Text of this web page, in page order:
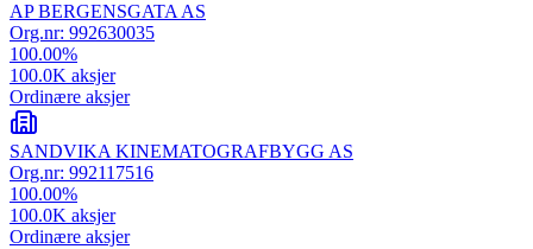
AP BERGENSGATA AS
Org.nr: 992630035
100.00%
100.0K aksjer
Ordinære aksjer
SANDVIKA KINEMATOGRAFBYGG AS
Org.nr: 992117516
100.00%
100.0K aksjer
Ordinære aksjer